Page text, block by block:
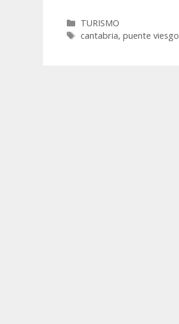
Categorías
TURISMO
Etiquetas
cantabria,puente viesgo